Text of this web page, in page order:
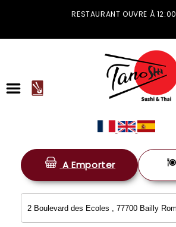
RESTAURANT OUVRE À 12:00
ACCUEIL
LA CARTE
A Emporter